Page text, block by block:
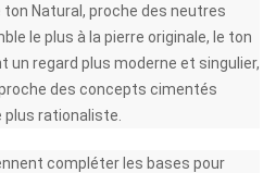
Natural, proche des neutres
le plus à la pierre originale, le ton
un regard plus moderne et singulier,
des concepts cimentés
rationaliste.
compléter les bases pour